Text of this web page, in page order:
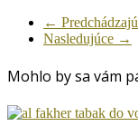
←
Nasledujúce →
Mohlo by sa vám